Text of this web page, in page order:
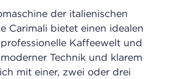
der italienischen
Carimali bietet einen idealen
Kaffeewelt und
Technik und klarem
mit einer, zwei oder drei